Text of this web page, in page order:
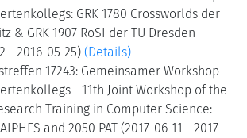
GRK 1780 Crossworlds der
& GRK 1907 RoSI der TU Dresden
- 2016-05-25) (Details)
17243: Gemeinsamer Workshop
- 11th Joint Workshop of the
Training in Computer Science:
and 2050 PAT (2017-06-11 - 2017-